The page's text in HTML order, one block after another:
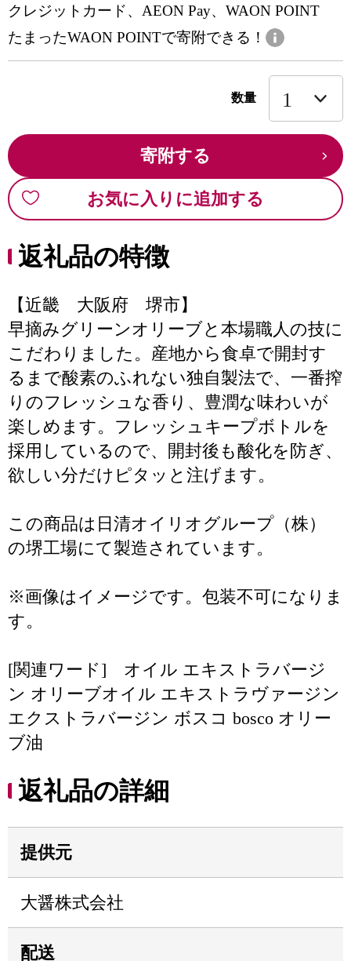
クレジットカード、AEON Pay、WAON POINT
たまったWAON POINTで寄附できる！
数量
寄附する
お気に入りに追加する
返礼品の特徴
【近畿 大阪府 堺市】
早摘みグリーンオリーブと本場職人の技に
こだわりました。産地から食卓で開封す
るまで酸素のふれない独自製法で、一番搾
りのフレッシュな香り、豊潤な味わいが
楽しめます。フレッシュキープボトルを
採用しているので、開封後も酸化を防ぎ、
欲しい分だけピタッと注げます。
この商品は日清オイリオグループ（株）
の堺工場にて製造されています。
※画像はイメージです。包装不可になりま
す。
[関連ワード] オイル エキストラバージ
ン オリーブオイル エキストラヴァージン
エクストラバージン ボスコ bosco オリー
ブ油
返礼品の詳細
提供元
大醤株式会社
配送